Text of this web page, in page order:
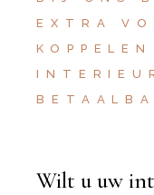
EXTRA
Wilt u uw